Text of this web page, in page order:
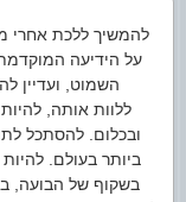
להמשיך ללכת אחרי
על הידיעה
השמוט, ועדיין
ללוות אותה,
ובכלום. להסתכל
ביותר בעולם.
בשקוף של הבועה,